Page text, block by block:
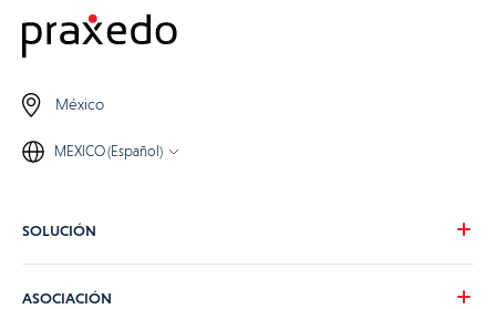
México
MEXICO (Español)
SOLUCIÓN
ASOCIACIÓN